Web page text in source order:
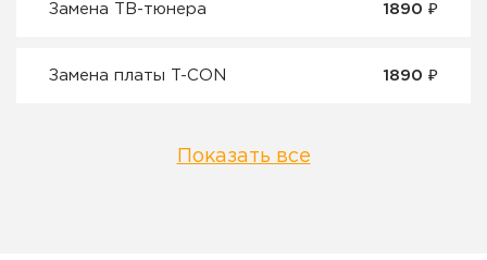
Замена ТВ-тюнера 1890 ₽
Замена платы T-CON 1890 ₽
Показать все